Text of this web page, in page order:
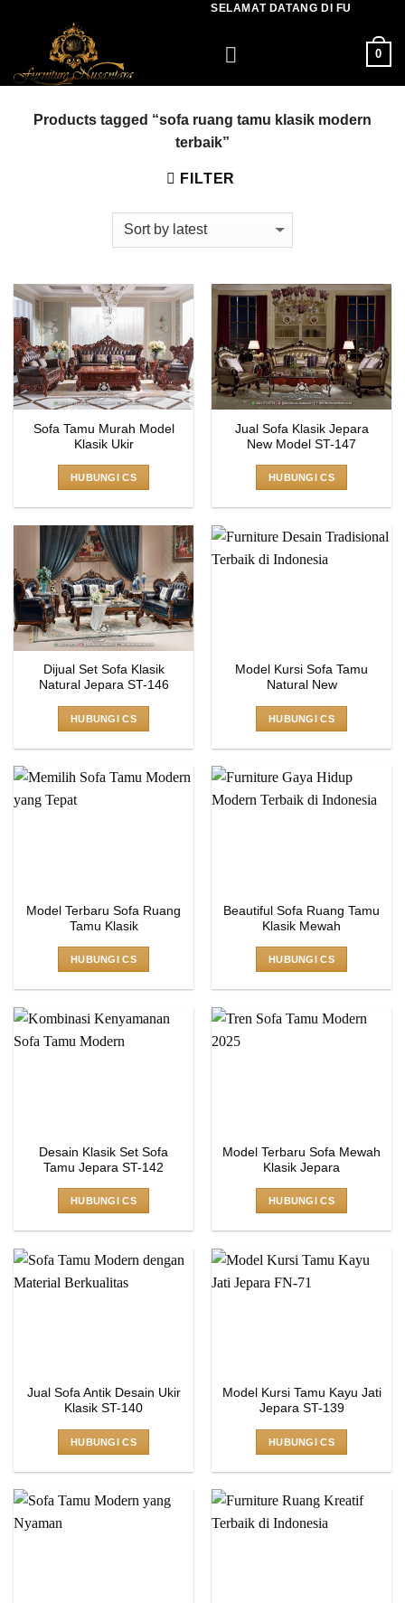
SELAMAT DATANG DI
0
Products tagged “sofa ruang tamu klasik modern
terbaik”
FILTER
Sofa Tamu Murah Model
Klasik Ukir
HUBUNGI CS
Jual Sofa Klasik Jepara
New Model ST-147
HUBUNGI CS
Dijual Set Sofa Klasik
Natural Jepara ST-146
HUBUNGI CS
Model Kursi Sofa Tamu
Natural New
HUBUNGI CS
Model Terbaru Sofa Ruang
Tamu Klasik
HUBUNGI CS
Beautiful Sofa Ruang Tamu
Klasik Mewah
HUBUNGI CS
Desain Klasik Set Sofa
Tamu Jepara ST-142
HUBUNGI CS
Model Terbaru Sofa Mewah
Klasik Jepara
HUBUNGI CS
Jual Sofa Antik Desain Ukir
Klasik ST-140
HUBUNGI CS
Model Kursi Tamu Kayu Jati
Jepara ST-139
HUBUNGI CS